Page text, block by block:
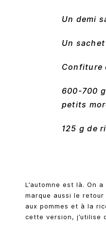
Un demi
Un
Confiture
600-700
petits
125 g de
L’automne est là. On
marque aussi le
aux pommes et à la
cette version, j’utilise